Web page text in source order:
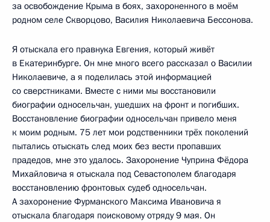
за освобождение Крыма в боях, захороненного в моём
родном селе Скворцово, Василия Николаевича Бессонова.
Я отыскала его правнука Евгения, который живёт
в Екатеринбурге. Он мне много всего рассказал о Василии
Николаевиче, а я поделилась этой информацией
со сверстниками. Вместе с ними мы восстановили
биографии односельчан, ушедших на фронт и погибших.
Восстановление биографии односельчан привело меня
к моим родным. 75 лет мои родственники трёх поколений
пытались отыскать след моих без вести пропавших
прадедов, мне это удалось. Захоронение Чуприна Фёдора
Михайловича я отыскала под Севастополем благодаря
восстановлению фронтовых судеб односельчан.
А захоронение Фурманского Максима Ивановича я
отыскала благодаря поисковому отряду 9 мая. Он